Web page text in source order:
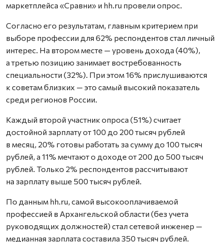
маркетплейса «Сравни» и hh.ru провели опрос.
Согласно его результатам, главным критерием при
выборе профессии для 62% респондентов стал личный
интерес. На втором месте — уровень дохода (40%),
а третью позицию занимает востребованность
специальности (32%). При этом 16% прислушиваются
к советам близких — это самый высокий показатель
среди регионов России.
Каждый второй участник опроса (51%) считает
достойной зарплату от 100 до 200 тысяч рублей
в месяц, 20% готовы работать за сумму до 100 тысяч
рублей, а 11% мечтают о доходе от 200 до 500 тысяч
рублей. Только 2% респондентов рассчитывают
на зарплату выше 500 тысяч рублей.
По данным hh.ru, самой высокооплачиваемой
профессией в Архангельской области (без учета
руководящих должностей) стал сетевой инженер —
медианная зарплата составила 350 тысяч рублей.